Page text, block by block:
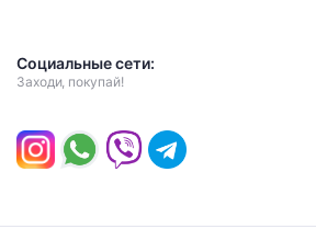
Социальные сети:
Заходи, покупай!